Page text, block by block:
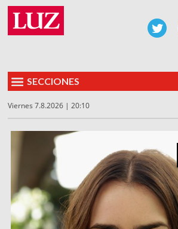
SECCIONES
Viernes 7.8.2026 | 20:10